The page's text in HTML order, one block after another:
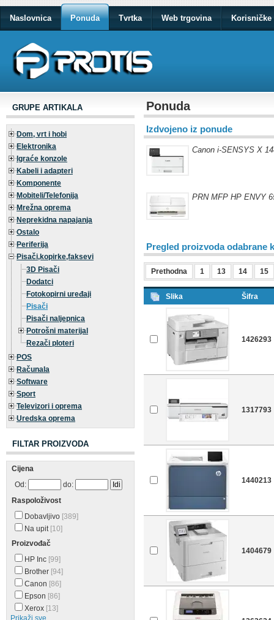
Naslovnica Ponuda Tvrtka Web trgovina Korisničke
GRUPE ARTIKALA
Dom, vrt i hobi
Elektronika
Igraće konzole
Kabeli i adapteri
Komponente
Mobiteli/Telefonija
Mrežna oprema
Neprekidna napajanja
Ostalo
Periferija
Pisači,kopirke,faksevi
3D Pisači
Dodatci
Fotokopirni uređaji
Pisači
Pisači naljepnica
Potrošni materijal
Rezači ploteri
POS
Računala
Software
Sport
Televizori i oprema
Uredska oprema
FILTAR PROIZVODA
Cijena
Od:
do:
Raspoloživost
Dobavljivo [389]
Na upit [10]
Proizvođač
HP Inc [99]
Brother [94]
Canon [86]
Epson [86]
Xerox [13]
Prikaži sve
Ponuda
Izdvojeno iz ponude
Canon i-SENSYS X
PRN MFP HP ENVY
Pregled proizvoda odabrane
Prethodna 1 13 14 15
Slika Šifra
1426293
1317793
1440213
1404679